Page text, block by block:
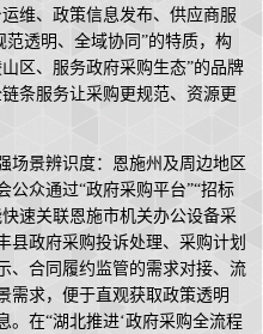
维、政策信息发布、供应商服
范透明、全域协同”的特质，构
区、服务政府采购生态”的品牌
条服务让采购更规范、资源更
场景辨识度：恩施州及周边地区
公众通过“政府采购平台”“招标
速关联恩施市机关办公设备采
县政府采购投诉处理、采购计划
、合同履约监管的需求对接、流
需求，便于直观获取政策透明
。在“湖北推进‘政府采购全流程